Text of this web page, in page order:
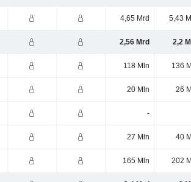
4,65 Mrd 5,43
2,56 Mrd 2,2
118 Mln 136
20 Mln 26
-
27 Mln 40
165 Mln 202